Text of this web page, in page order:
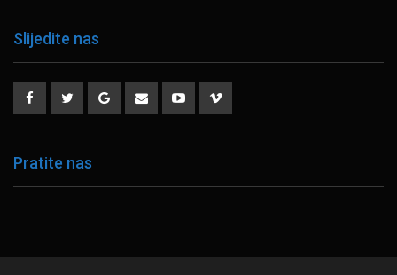
Slijedite nas
Pratite nas